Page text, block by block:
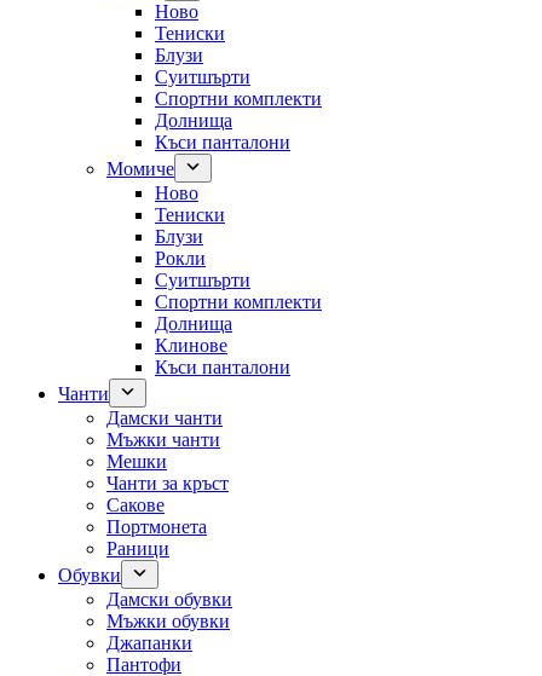
Ново
Тениски
Блузи
Суитшърти
Спортни комплекти
Долнища
Къси панталони
Момиче
Ново
Тениски
Блузи
Рокли
Суитшърти
Спортни комплекти
Долнища
Клинове
Къси панталони
Чанти
Дамски чанти
Мъжки чанти
Мешки
Чанти за кръст
Сакове
Портмонета
Раници
Обувки
Дамски обувки
Мъжки обувки
Джапанки
Пантофи